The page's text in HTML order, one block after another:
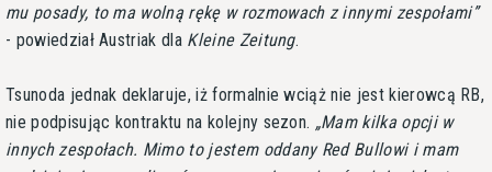
mu posady, to ma wolną rękę w rozmowach z innymi zespołami
- powiedział Austriak dla Kleine Zeitung.
Tsunoda jednak deklaruje, iż formalnie wciąż nie jest kierowcą RB,
nie podpisując kontraktu na kolejny sezon.
Mam kilka opcji w
innych zespołach. Mimo to jestem oddany Red Bullowi i mam